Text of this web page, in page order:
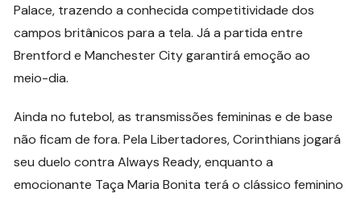
Palace, trazendo a conhecida competitividade dos
campos britânicos para a tela. Já a partida entre
Brentford e Manchester City garantirá emoção ao
meio-dia.
Ainda no futebol, as transmissões femininas e de base
não ficam de fora. Pela Libertadores, Corinthians jogará
seu duelo contra Always Ready, enquanto a
emocionante Taça Maria Bonita terá o clássico feminino